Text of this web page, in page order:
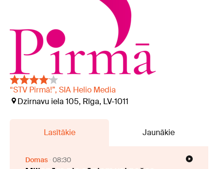
“STV Pirmā!”, SIA Helio Media
Dzirnavu iela 105, Rīga, LV-1011
Lasītākie Jaunākie
Domas 08:30